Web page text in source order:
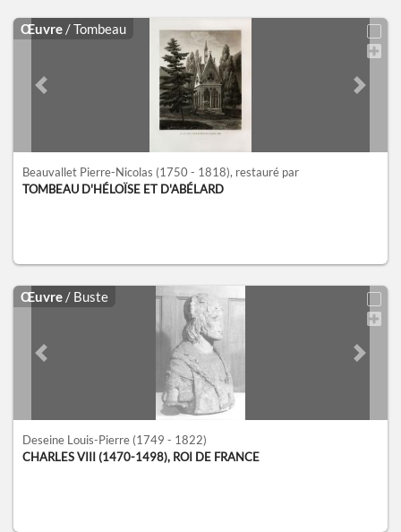
Œuvre / Tombeau
Previous slide Next
Beauvallet Pierre-Nicolas (1750 - 1818), restauré par
TOMBEAU D'HÉLOÏSE ET D'ABÉLARD
Œuvre / Buste
Previous slide Next
Deseine Louis-Pierre (1749 - 1822)
CHARLES VIII (1470-1498), ROI DE FRANCE